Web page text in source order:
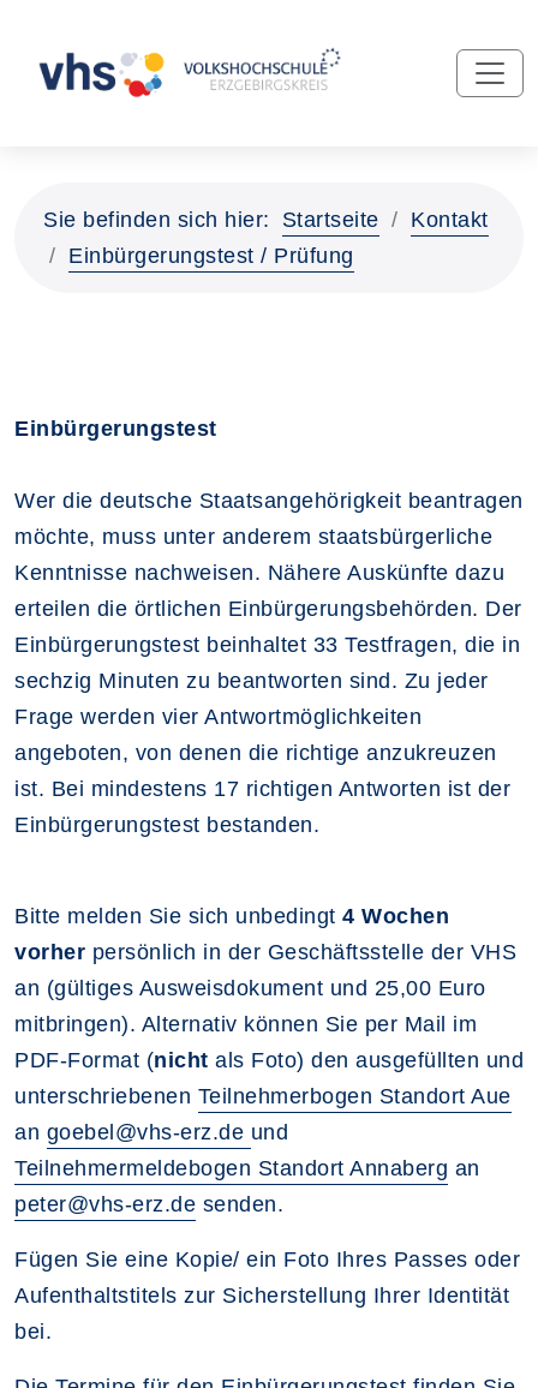
Sie befinden sich hier: Startseite
Kontakt
Einbürgerungstest / Prüfung
Einbürgerungstest
Wer die deutsche Staatsangehörigkeit beantragen
möchte, muss unter anderem staatsbürgerliche
Kenntnisse nachweisen. Nähere Auskünfte dazu
erteilen die örtlichen Einbürgerungsbehörden. Der
Einbürgerungstest beinhaltet 33 Testfragen, die in
sechzig Minuten zu beantworten sind. Zu jeder
Frage werden vier Antwortmöglichkeiten
angeboten, von denen die richtige anzukreuzen
ist. Bei mindestens 17 richtigen Antworten ist der
Einbürgerungstest bestanden.
Bitte melden Sie sich unbedingt 4 Wochen
vorher persönlich in der Geschäftsstelle der VHS
an (gültiges Ausweisdokument und 25,00 Euro
mitbringen). Alternativ können Sie per Mail im
PDF-Format (nicht als Foto) den ausgefüllten und
unterschriebenen Teilnehmerbogen Standort Aue
an goebel@vhs-erz.de und
Teilnehmermeldebogen Standort Annaberg an
peter@vhs-erz.de senden.
Fügen Sie eine Kopie/ ein Foto Ihres Passes oder
Aufenthaltstitels zur Sicherstellung Ihrer Identität
bei.